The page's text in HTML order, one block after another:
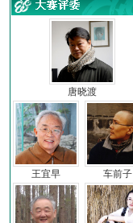
唐晓渡
王宜早 车前子